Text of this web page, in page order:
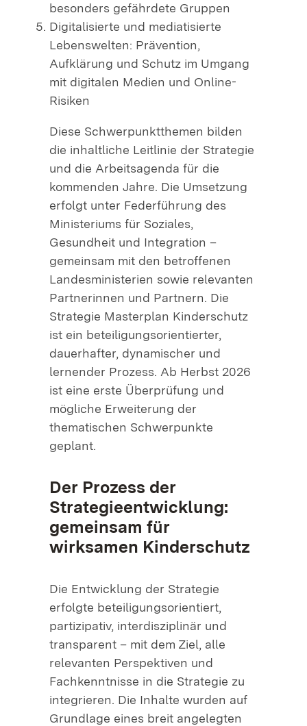
besonders gefährdete Gruppen
Digitalisierte und mediatisierte
Lebenswelten: Prävention,
Aufklärung und Schutz im Umgang
mit digitalen Medien und Online-
Risiken
Diese Schwerpunktthemen bilden
die inhaltliche Leitlinie der Strategie
und die Arbeitsagenda für die
kommenden Jahre. Die Umsetzung
erfolgt unter Federführung des
Ministeriums für Soziales,
Gesundheit und Integration –
gemeinsam mit den betroffenen
Landesministerien sowie relevanten
Partnerinnen und Partnern. Die
Strategie Masterplan Kinderschutz
ist ein beteiligungsorientierter,
dauerhafter, dynamischer und
lernender Prozess. Ab Herbst 2026
ist eine erste Überprüfung und
mögliche Erweiterung der
thematischen Schwerpunkte
geplant.
Der Prozess der
Strategieentwicklung:
gemeinsam für
wirksamen Kinderschutz
Die Entwicklung der Strategie
erfolgte beteiligungsorientiert,
partizipativ, interdisziplinär und
transparent – mit dem Ziel, alle
relevanten Perspektiven und
Fachkenntnisse in die Strategie zu
integrieren. Die Inhalte wurden auf
Grundlage eines breit angelegten